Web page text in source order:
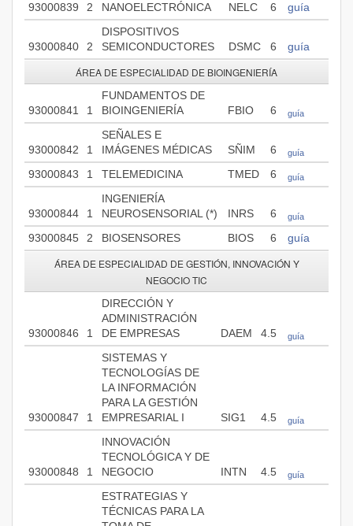
93000839
2 NANOELECTRÓNICA NELC 6 guía
93000840 2
DISPOSITIVOS
SEMICONDUCTORES
DSMC 6 guía
ÁREA DE ESPECIALIDAD DE BIOINGENIERÍA
93000841 1
FUNDAMENTOS DE
BIOINGENIERÍA
FBIO 6 guía
93000842 1
SEÑALES E
IMÁGENES MÉDICAS
SÑIM 6 guía
93000843 1 TELEMEDICINA TMED 6 guía
93000844 1
INGENIERÍA
NEUROSENSORIAL (*)
INRS 6 guía
93000845 2 BIOSENSORES BIOS 6 guía
ÁREA DE ESPECIALIDAD DE GESTIÓN, INNOVACIÓN Y
NEGOCIO TIC
93000846 1
DIRECCIÓN Y
ADMINISTRACIÓN
DE EMPRESAS
DAEM 4.5 guía
93000847 1
SISTEMAS Y
TECNOLOGÍAS DE
LA INFORMACIÓN
PARA LA GESTIÓN
EMPRESARIAL I
SIG1 4.5 guía
93000848 1
INNOVACIÓN
TECNOLÓGICA Y DE
NEGOCIO
INTN 4.5 guía
ESTRATEGIAS Y
TÉCNICAS PARA LA